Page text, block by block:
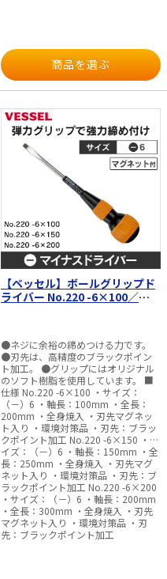
商品を選ぶ
【ベッセル】ボールグリップド
ライバー No.220 -6×100／
●ネジに余裕の締めつける力です。
●刃先は、高精度のブラックポイン
ト加工。 ●グリップにはオリジナル
のソフト樹脂を使用しています。 ■
仕様 No.220 -6×100 ・サイズ：
（－）6 ・軸長：100mm ・全長：
200mm ・全身焼入 ・刃先マグネッ
ト入り ・環境対策品 ・刃先：ブラッ
クポイント加工 No.220 -6×150 ・サ
イズ：（－）6 ・軸長：150mm ・全
長：250mm ・全身焼入 ・刃先マグ
ネット入り ・環境対策品 ・刃先：ブ
ラックポイント加工 No.220 -6×200
・サイズ：（－）6 ・軸長：200mm
・全長：300mm ・全身焼入 ・刃先
マグネット入り ・環境対策品 ・刃
先：ブラックポイント加工